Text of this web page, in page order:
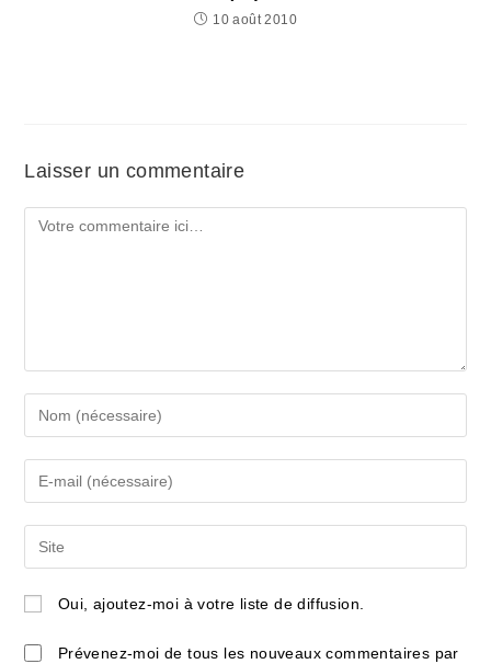
10 août 2010
Laisser un commentaire
Comment
Enter
your
name
comment
Enter
your
email
address
comment
Saisir
l’URL
de
site
Oui, ajoutez-moi à votre liste de diffusion.
Prévenez-moi de tous les nouveaux commentaires par